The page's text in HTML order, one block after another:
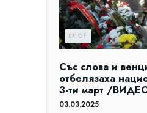
БЛОГ
Със слова и
отбелязаха
3-ти март /
03.03.2025